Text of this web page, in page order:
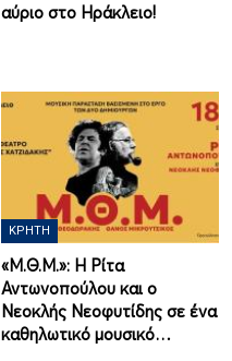
αύριο στο Ηράκλειο!
ΚΡΉΤΗ
«Μ.Θ.Μ.»: Η Ρίτα
Αντωνοπούλου και ο
Νεοκλής Νεοφυτίδης σε ένα
καθηλωτικό μουσικό…